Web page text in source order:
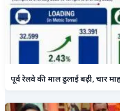
पूर्व रेलवे की माल ढुलाई बढ़ी, चार